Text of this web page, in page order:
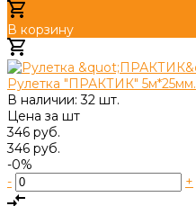
В корзину
Рулетка "ПРАКТИК" 5м*25мм.
В наличии: 32 шт.
Цена за шт
346 руб.
346 руб.
-0%
-
+